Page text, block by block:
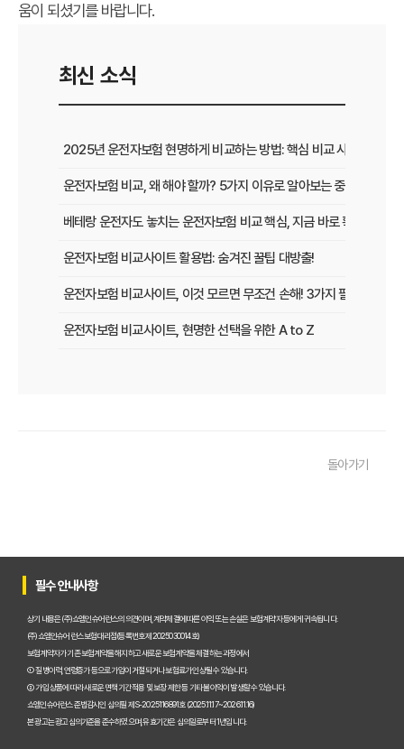
움이 되셨기를 바랍니다.
최신 소식
2025년 운전자보험 현명하게 비교하는 방법: 핵심 비교 사이트 활용
운전자보험 비교, 왜 해야 할까? 5가지 이유로 알아보는 중요성
베테랑 운전자도 놓치는 운전자보험 비교 핵심, 지금 바로 확인하세요!
운전자보험 비교사이트 활용법: 숨겨진 꿀팁 대방출!
운전자보험 비교사이트, 이것 모르면 무조건 손해! 3가지 필수 확인 사
운전자보험 비교사이트, 현명한 선택을 위한 A to Z
운전자보험 비교사이트 활용법: 숨겨진 혜택과 주의사항 완벽 분석
운전자보험 비교사이트 활용법, 전문가가 알려주는 숨겨진 꿀팁 대방
"나만 몰랐네?" 운전자보험 비교사이트 선택, 이것만 알면 보험료 절
"교통사고, 이제 두렵지 않아!" 운전자보험 비교, 내 상황에 맞는 최적
2025년, 운전자보험 비교사이트 똑똑하게 활용하는 5가지 방법
운전자보험 비교사이트 선택 전 반드시 알아야 할 핵심 정보 5가지
돌아가기
필수 안내사항
상기 내용은 (주)쇼엠인슈어런스의 의견이며, 계약체결에 따른 이익 또는 손실은 보험계약자 등에게 귀속됩니다.
(주)쇼엠인슈어런스 보험대리점(등록번호 제2025030014호)
보험계약자가 기존 보험계약을 해지하고 새로운 보험계약을 체결하는 과정에서
① 질병이력, 연령증가 등으로 가입이 거절되거나 보험료가 인상될 수 있습니다.
② 가입 상품에 따라 새로운 면책기간 적용 및 보장 제한 등 기타 불이익이 발생할 수 있습니다.
쇼엠인슈어런스 준법감시인 심의필 제S-2025116891호 (2025.11.17~2026.11.16)
본 광고는 광고심의기준을 준수하였으며, 유효기간은 심의일로부터 1년입니다.